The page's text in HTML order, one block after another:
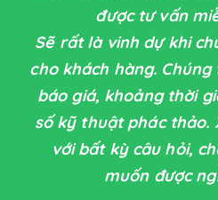
được tư vấn
Sẽ rất là vinh dự khi
cho khách hàng.
báo giá, khoảng thời
số kỹ thuật phác thảo.
với bất kỳ câu hỏi,
muốn được